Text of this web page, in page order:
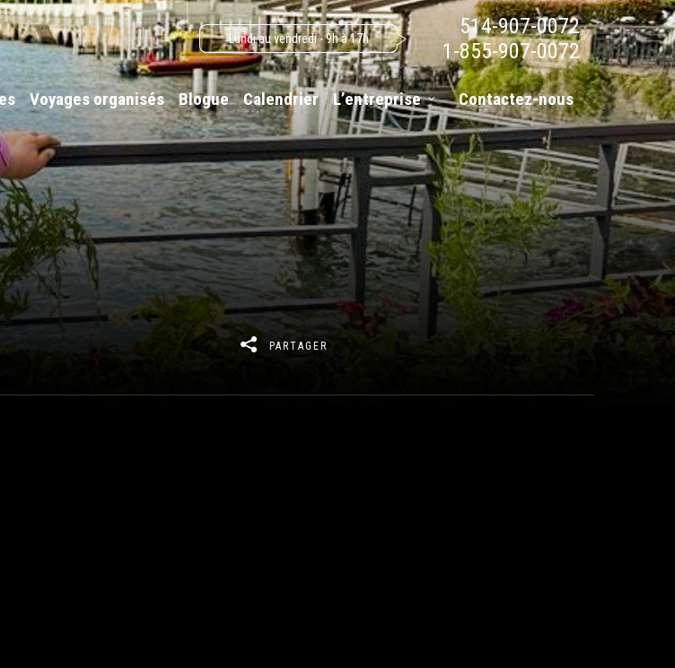
Lundi au vendredi - 9h à 17h
514-907-0072
1-855-907-0072
Voyages organisés Blogue Calendrier L’entreprise Contactez-nous
PARTAGER